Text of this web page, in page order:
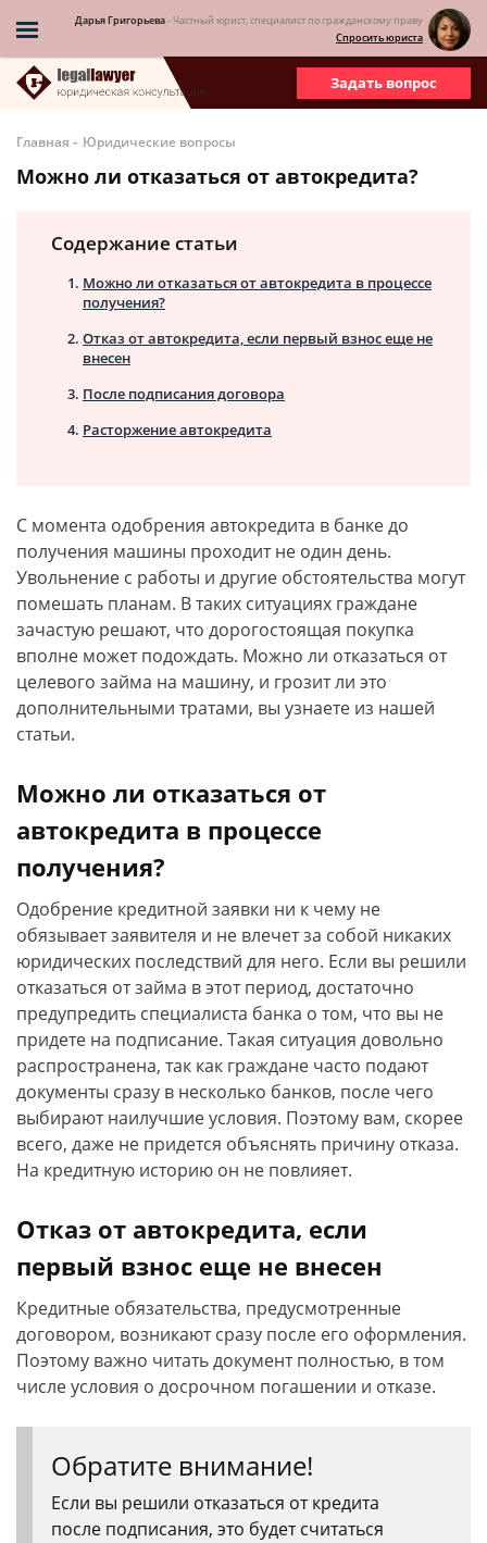
Дарья Григорьева- Частный юрист, специалист по гражданскому праву
Спросить юриста
Задать вопрос
Главная - Юридические вопросы
Можно ли отказаться от автокредита?
Содержание статьи
Можно ли отказаться от автокредита в процессе
получения?
Отказ от автокредита, если первый взнос еще не
внесен
После подписания договора
Расторжение автокредита
С момента одобрения автокредита в банке до
получения машины проходит не один день.
Увольнение с работы и другие обстоятельства могут
помешать планам. В таких ситуациях граждане
зачастую решают, что дорогостоящая покупка
вполне может подождать. Можно ли отказаться от
целевого займа на машину, и грозит ли это
дополнительными тратами, вы узнаете из нашей
статьи.
Можно ли отказаться от
автокредита в процессе
получения?
Одобрение кредитной заявки ни к чему не
обязывает заявителя и не влечет за собой никаких
юридических последствий для него. Если вы решили
отказаться от займа в этот период, достаточно
предупредить специалиста банка о том, что вы не
придете на подписание. Такая ситуация довольно
распространена, так как граждане часто подают
документы сразу в несколько банков, после чего
выбирают наилучшие условия. Поэтому вам, скорее
всего, даже не придется объяснять причину отказа.
На кредитную историю он не повлияет.
Отказ от автокредита, если
первый взнос еще не внесен
Кредитные обязательства, предусмотренные
договором, возникают сразу после его оформления.
Поэтому важно читать документ полностью, в том
числе условия о досрочном погашении и отказе.
Обратите внимание!
Если вы решили отказаться от кредита
после подписания, это будет считаться